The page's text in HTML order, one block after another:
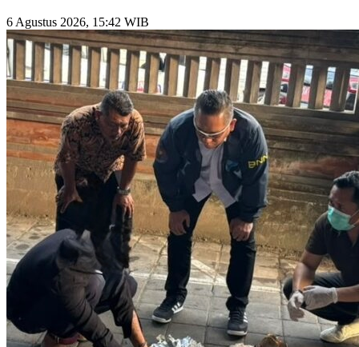
6 Agustus 2026, 15:42 WIB